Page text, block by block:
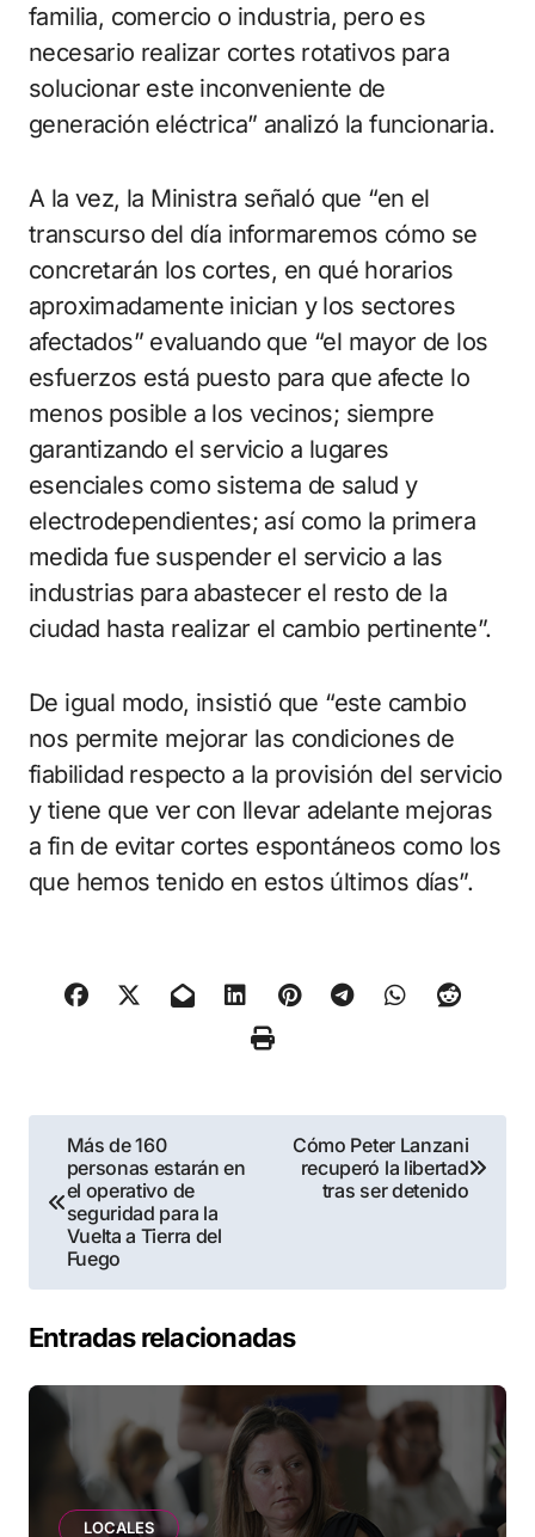
familia, comercio o industria, pero es
necesario realizar cortes rotativos para
solucionar este inconveniente de
generación eléctrica” analizó la funcionaria.
A la vez, la Ministra señaló que “en el
transcurso del día informaremos cómo se
concretarán los cortes, en qué horarios
aproximadamente inician y los sectores
afectados” evaluando que “el mayor de los
esfuerzos está puesto para que afecte lo
menos posible a los vecinos; siempre
garantizando el servicio a lugares
esenciales como sistema de salud y
electrodependientes; así como la primera
medida fue suspender el servicio a las
industrias para abastecer el resto de la
ciudad hasta realizar el cambio pertinente”.
De igual modo, insistió que “este cambio
nos permite mejorar las condiciones de
fiabilidad respecto a la provisión del servicio
y tiene que ver con llevar adelante mejoras
a fin de evitar cortes espontáneos como los
que hemos tenido en estos últimos días”.
Navegación
de
entradas
Más de 160
personas estarán en
el operativo de
seguridad para la
Vuelta a Tierra del
Fuego
Cómo Peter Lanzani
recuperó la libertad
tras ser detenido
Entradas relacionadas
LOCALES